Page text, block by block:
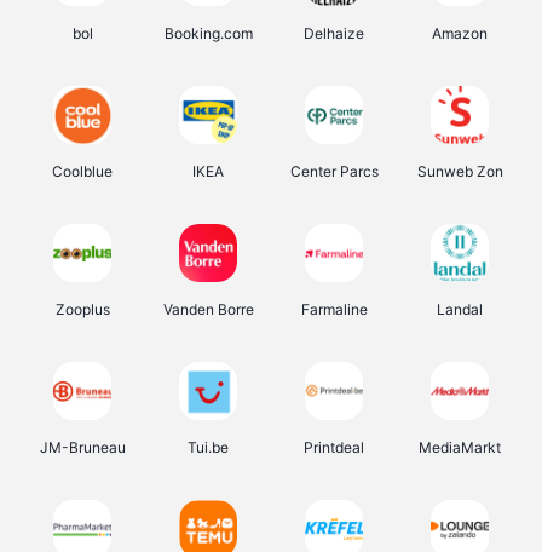
bol Booking.com Delhaize Amazon
Coolblue IKEA Center Parcs Sunweb Zon
Zooplus Vanden Borre Farmaline Landal
JM-Bruneau Tui.be Printdeal MediaMarkt